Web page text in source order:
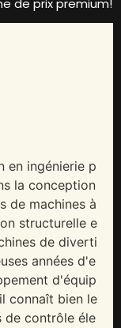
de prix premium!
en ingénierie p
la conception
de machines à
structurelle e
de diverti
années d'e
d'équip
connaît bien le
de contrôle éle